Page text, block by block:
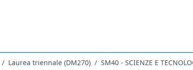
Laurea triennale (DM270)